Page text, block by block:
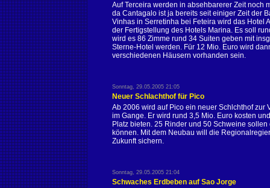
Auf Terceira werden in absehbarerer Zeit noch
da Cantagalo ist ja bereits seit einiger Zeit der
Vinhas in Serretinha bei Feteira wird das Hotel
der Fertigstellung des Hotels Marina. Es soll
wird es 86 Zimme rund 34 Suiten geben mit
Sterne-Hotel werden. Für 12 Mio. Euro wird
verschiedenen Häusern vorhanden sein.
Sonntag, 29.05.2005 21:05
Neuer Schlachthof für Pico
Ab 2006 wird auf Pico ein neuer Schlchthof
im Gange. Er wird rund 3,5 Mio. Euro kosten
Platz bieten. 25 Rinder und 50 Schweine
können. Mit dem Neubau will die
Zukunft sichern.
Sonntag, 29.05.2005 21:04
Schwaches Erdbeben auf Sao Jorge